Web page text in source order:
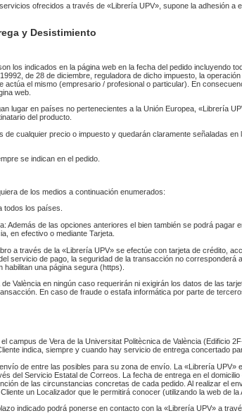
ofrecidos a través de «Librería UPV», supone la adhesión
y Desistimiento
los indicados en la página web en la fecha del pedido incluyendo
de 28 de diciembre, reguladora de dicho impuesto, la
actúa el mismo (empresario / profesional o particular). En
web.
lugar en países no pertenecientes a la Unión Europea, «Librería
del producto.
de cualquier precio o impuesto y quedarán claramente señaladas
se indican en el pedido.
de los medios a continuación enumerados:
todos los países.
Además de las opciones anteriores el bien también se podrá
en efectivo o mediante Tarjeta.
a través de la «Librería UPV» se efectúe con tarjeta de crédito,
servicio de pago, la seguridad de la transacción no corresponderá
una página segura (https).
València en ningún caso requerirán ni exigirán los datos de las
En caso de fraude o estafa informática por parte de
campus de Vera de la Universitat Politècnica de València (Edificio
indica, siempre y cuando hay servicio de entrega concertado
de entre las posibles para su zona de envío. La «Librería
del Servicio Estatal de Correos. La fecha de entrega en el
de las circunstancias concretas de cada pedido. Al realizar el
un Localizador que le permitirá conocer (utilizando la web de
indicado podrá ponerse en contacto con la «Librería UPV» a